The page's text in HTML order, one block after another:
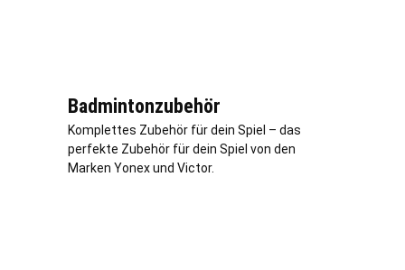
Badmintonzubehör
Komplettes Zubehör für dein Spiel – das
perfekte Zubehör für dein Spiel von den
Marken Yonex und Victor.